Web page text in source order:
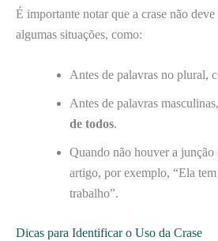
É importante notar que a crase não
algumas situações, como:
Antes de palavras no plural,
Antes de palavras
de todos.
Quando não houver a junção
artigo, por exemplo, “Ela
trabalho”.
Dicas para Identificar o Uso da Crase